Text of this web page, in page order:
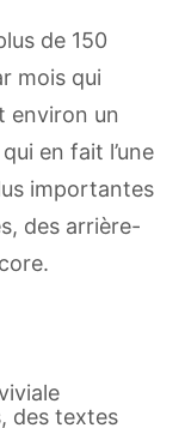
de 150
mois qui
environ un
en fait l’une
importantes
des arrière-
des textes